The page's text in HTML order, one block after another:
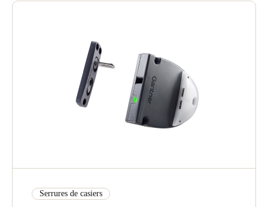
Serrures de casiers